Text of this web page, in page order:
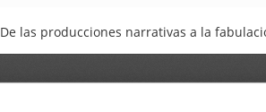
De las producciones narrativas a la